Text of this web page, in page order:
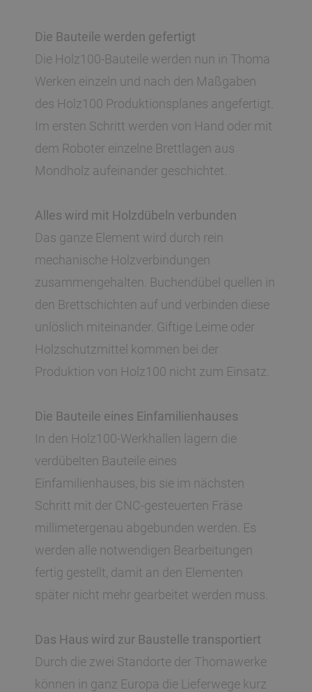
Die Bauteile werden gefertigt
Die Holz100-Bauteile werden nun in Thoma
Werken einzeln und nach den Maßgaben
des Holz100 Produktionsplanes angefertigt.
Im ersten Schritt werden von Hand oder mit
dem Roboter einzelne Brettlagen aus
Mondholz aufeinander geschichtet.
Alles wird mit Holzdübeln verbunden
Das ganze Element wird durch rein
mechanische Holzverbindungen
zusammengehalten. Buchendübel quellen in
den Brettschichten auf und verbinden diese
unlöslich miteinander. Giftige Leime oder
Holzschutzmittel kommen bei der
Produktion von Holz100 nicht zum Einsatz.
Die Bauteile eines Einfamilienhauses
In den Holz100-Werkhallen lagern die
verdübelten Bauteile eines
Einfamilienhauses, bis sie im nächsten
Schritt mit der CNC-gesteuerten Fräse
millimetergenau abgebunden werden. Es
werden alle notwendigen Bearbeitungen
fertig gestellt, damit an den Elementen
später nicht mehr gearbeitet werden muss.
Das Haus wird zur Baustelle transportiert
Durch die zwei Standorte der Thomawerke
können in ganz Europa die Lieferwege kurz